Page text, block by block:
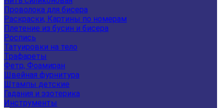
Проволока для бисера
Раскраски, Картины по номерам
Плетение из бусин и бисера
Роспись
Татуировки на тело
Трафареты
Фетр, Фоамиран
Швейная фурнитура
Штампы детские
Гадания и эзотерика
Инструменты